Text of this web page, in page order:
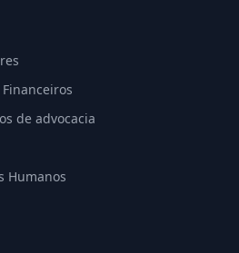
de advocacia
Humanos